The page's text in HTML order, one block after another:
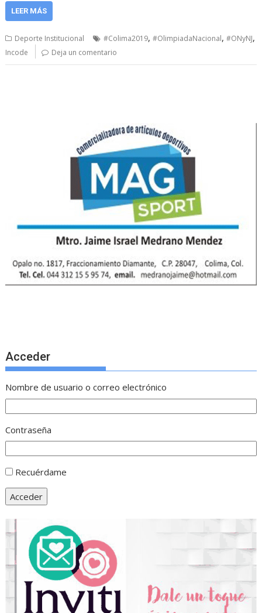
LEER MÁS
Deporte Institucional #Colima2019,#OlimpiadaNacional,#ONyNJ,
Incode Deja un comentario
Acceder
Nombre de usuario o correo electrónico
Contraseña
Recuérdame
Acceder